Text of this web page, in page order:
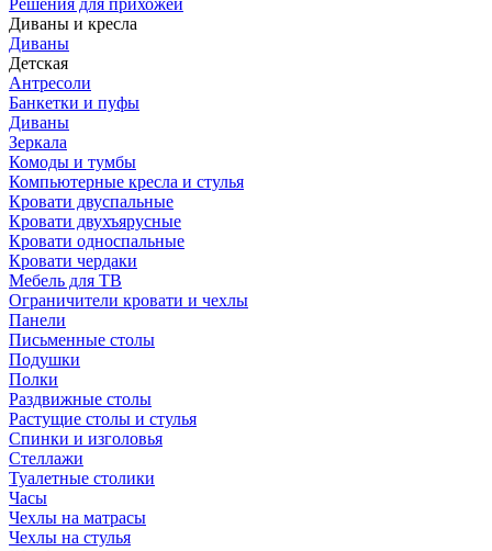
Диваны и кресла
Диваны
Детская
Антресоли
Банкетки и пуфы
Диваны
Зеркала
Комоды и тумбы
Компьютерные кресла и стулья
Кровати двуспальные
Кровати двухъярусные
Кровати односпальные
Кровати чердаки
Мебель для ТВ
Ограничители кровати и чехлы
Панели
Письменные столы
Подушки
Полки
Раздвижные столы
Растущие столы и стулья
Спинки и изголовья
Стеллажи
Туалетные столики
Часы
Чехлы на матрасы
Чехлы на стулья